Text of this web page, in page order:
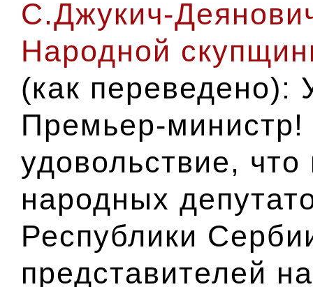
С.Джукич-
Народной
(как переведено):
Премьер-
удовольствие,
народных
Республики
представителей